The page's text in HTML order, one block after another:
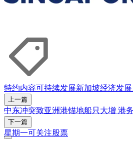
特约内容可持续发展新加坡经济发
上一篇
中东冲突致亚洲港锚地船只大增 港
下一篇
星期一可关注股票